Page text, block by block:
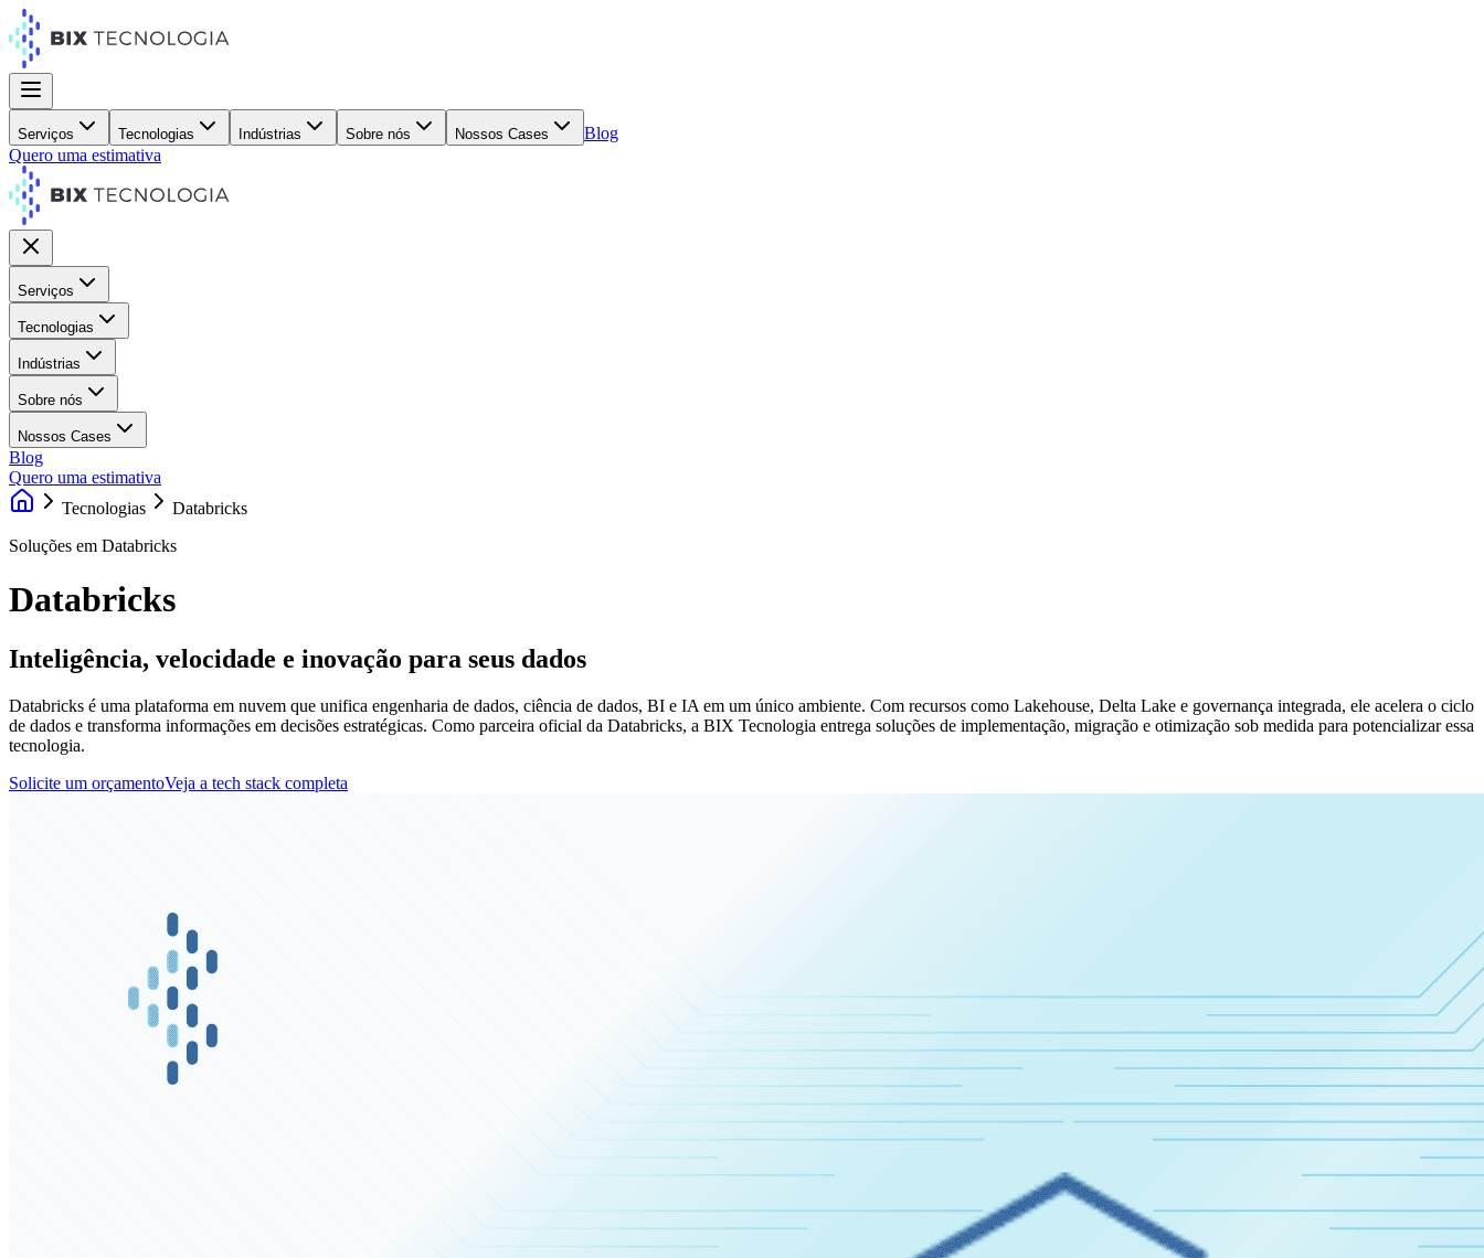
Serviços Tecnologias Indústrias Sobre nós Nossos Cases
Blog
Quero uma estimativa
Serviços
Tecnologias
Indústrias
Sobre nós
Nossos Cases
Blog
Quero uma estimativa
Tecnologias
Databricks
Soluções em Databricks
Databricks
Inteligência, velocidade e inovação para seus dados
Databricks é uma plataforma em nuvem que unifica engenharia de dados, ciência de dados, BI e IA em um único ambiente. Com recursos como Lakehouse, Delta Lake e governança integrada, ele acelera o ciclo
de dados e transforma informações em decisões estratégicas. Como parceira oficial da Databricks, a BIX Tecnologia entrega soluções de implementação, migração e otimização sob medida para potencializar essa
tecnologia.
Solicite um orçamentoVeja a tech stack completa